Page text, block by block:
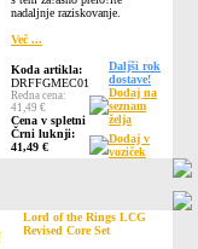
nadaljnje raziskovanje.
Več ...
Koda artikla:
DRFFGMEC01
Redna cena:
41,49 €
Cena v spletni
Črni luknji:
41,49 €
Daljši rok
dostave!
Dodaj na
seznam
želja
Dodaj v
voziček
Lord of the Rings LCG
Revised Core Set